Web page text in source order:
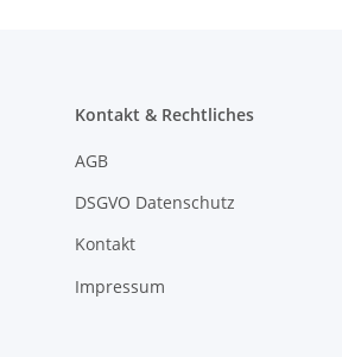
Kontakt & Rechtliches
AGB
DSGVO Datenschutz
Kontakt
Impressum